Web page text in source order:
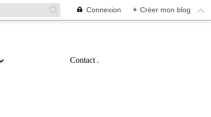
Connexion + Créer mon blog
Contact .